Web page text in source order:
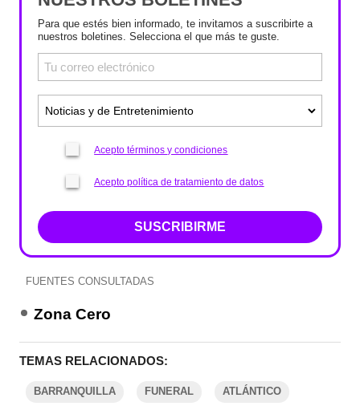
Para que estés bien informado, te invitamos a suscribirte a
nuestros boletines. Selecciona el que más te guste.
Acepto términos y condiciones
Acepto política de tratamiento de datos
SUSCRIBIRME
FUENTES CONSULTADAS
Zona Cero
TEMAS RELACIONADOS:
BARRANQUILLA FUNERAL ATLÁNTICO